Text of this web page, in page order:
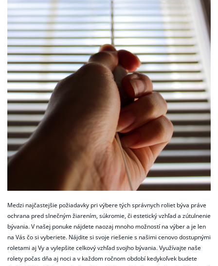
Medzi najčastejšie požiadavky pri výbere tých správnych roliet býva práve
ochrana pred slnečným žiarením, súkromie, či estetický vzhľad a zútulnenie
bývania. V našej ponuke nájdete naozaj mnoho možností na výber a je len
na Vás čo si vyberiete. Nájdite si svoje riešenie s našimi cenovo dostupnými
roletami aj Vy a vylepšite celkový vzhľad svojho bývania. Využívajte naše
rolety počas dňa aj noci a v každom ročnom období kedykoľvek budete